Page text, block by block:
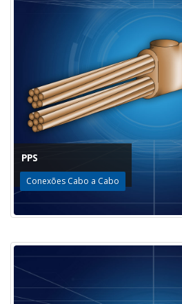
PPS
Conexões Cabo a Cabo